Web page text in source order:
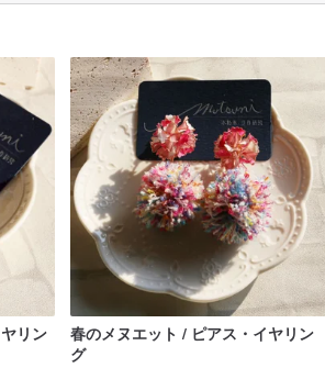
リン
春のメヌエット / ピアス・イヤリン
グ